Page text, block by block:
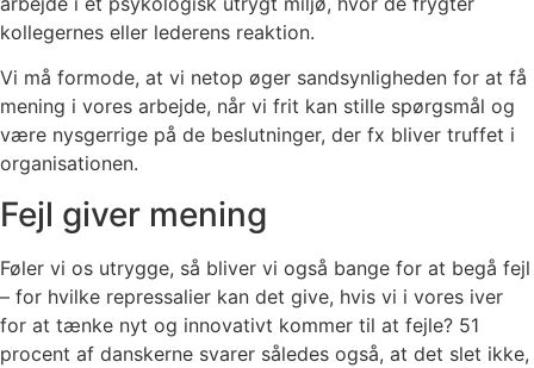
kollegernes eller lederens reaktion.
Vi må formode, at vi netop øger sandsynligheden for at få
mening i vores arbejde, når vi frit kan stille spørgsmål og
være nysgerrige på de beslutninger, der fx bliver truffet i
organisationen.
Fejl giver mening
Føler vi os utrygge, så bliver vi også bange for at begå fejl
– for hvilke repressalier kan det give, hvis vi i vores iver
for at tænke nyt og innovativt kommer til at fejle? 51
procent af danskerne svarer således også, at det slet ikke,